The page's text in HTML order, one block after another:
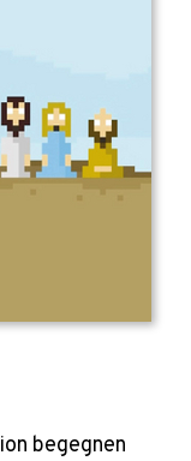
begegnen